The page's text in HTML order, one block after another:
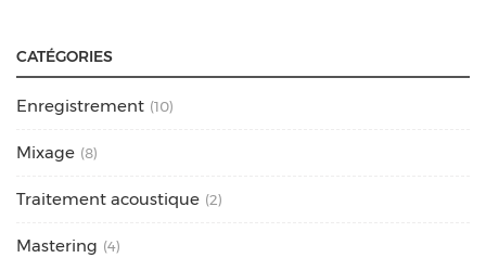
CATÉGORIES
Enregistrement (10)
Mixage (8)
Traitement acoustique (2)
Mastering (4)